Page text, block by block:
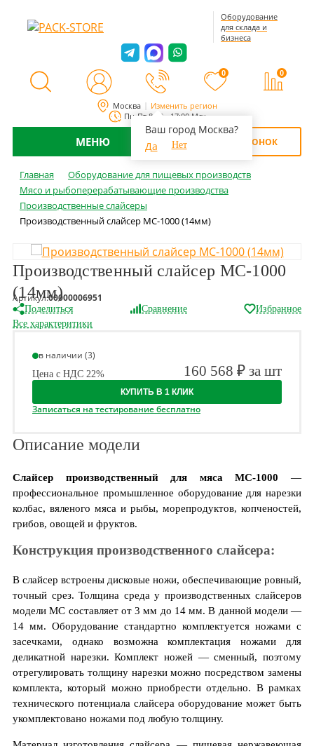
Москва Изменить регион
Ваш город Москва?
Да
Нет
Пн-Пт 8:00 - 17:00 Мск
Оборудование
для склада и
бизнеса
0 0
МЕНЮ ОБРАТНЫЙ ЗВОНОК
Главная
Оборудование для пищевых производств
Мясо и рыбоперерабатывающие производства
Производственные слайсеры
Производственный слайсер MC-1000 (14мм)
Производственный слайсер MC-1000
(14мм)
Артикул:00000006951
Поделиться Сравнение
Избранное
Все характеритики
в наличии (3)
Цена с НДС 22% 160 568 ₽ за шт
КУПИТЬ В 1 КЛИК
Записаться на тестирование бесплатно
Описание модели
Слайсер производственный для мяса МС-1000 —
профессиональное промышленное оборудование для нарезки
колбас, вяленого мяса и рыбы, морепродуктов, копченостей,
грибов, овощей и фруктов.
Конструкция производственного слайсера:
В слайсер встроены дисковые ножи, обеспечивающие ровный,
точный срез. Толщина среда у производственных слайсеров
модели МС составляет от 3 мм до 14 мм. В данной модели —
14 мм. Оборудование стандартно комплектуется ножами с
засечками, однако возможна комплектация ножами для
деликатной нарезки. Комплект ножей — сменный, поэтому
отрегулировать толщину нарезки можно посредством замены
комплекта, который можно приобрести отдельно. В рамках
технического потенциала слайсера оборудование может быть
укомплектовано ножами под любую толщину.